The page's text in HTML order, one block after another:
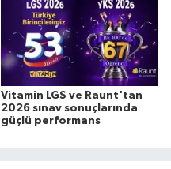
Vitamin LGS ve Raunt'tan
2026 sınav sonuçlarında
güçlü performans